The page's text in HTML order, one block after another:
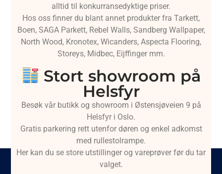
alltid til konkurransedyktige priser.
Hos oss finner du blant annet produkter fra Tarkett,
Boen, SAGA Parkett, Rebel Walls, Sandberg Wallpaper,
North Wood, Kronotex, Wicanders, Aspecta Flooring,
Storeys, Midbec, Eijffinger mm.
Stort showroom på
Helsfyr
Besøk vår butikk og showroom i Østensjøveien 9 på
Helsfyr i Oslo.
Gratis parkering rett utenfor døren og enkel adkomst
med rullestolrampe.
Her kan du se store utstillinger og vareprøver før du tar
valget.